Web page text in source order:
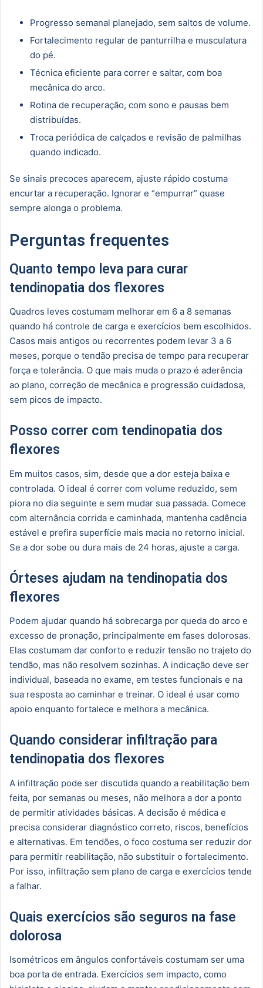
Progresso semanal planejado, sem saltos de volume.
Fortalecimento regular de panturrilha e musculatura
do pé.
Técnica eficiente para correr e saltar, com boa
mecânica do arco.
Rotina de recuperação, com sono e pausas bem
distribuídas.
Troca periódica de calçados e revisão de palmilhas
quando indicado.
Se sinais precoces aparecem, ajuste rápido costuma
encurtar a recuperação. Ignorar e “empurrar” quase
sempre alonga o problema.
Perguntas frequentes
Quanto tempo leva para curar
tendinopatia dos flexores
Quadros leves costumam melhorar em 6 a 8 semanas
quando há controle de carga e exercícios bem escolhidos.
Casos mais antigos ou recorrentes podem levar 3 a 6
meses, porque o tendão precisa de tempo para recuperar
força e tolerância. O que mais muda o prazo é aderência
ao plano, correção de mecânica e progressão cuidadosa,
sem picos de impacto.
Posso correr com tendinopatia dos
flexores
Em muitos casos, sim, desde que a dor esteja baixa e
controlada. O ideal é correr com volume reduzido, sem
piora no dia seguinte e sem mudar sua passada. Comece
com alternância corrida e caminhada, mantenha cadência
estável e prefira superfície mais macia no retorno inicial.
Se a dor sobe ou dura mais de 24 horas, ajuste a carga.
Órteses ajudam na tendinopatia dos
flexores
Podem ajudar quando há sobrecarga por queda do arco e
excesso de pronação, principalmente em fases dolorosas.
Elas costumam dar conforto e reduzir tensão no trajeto do
tendão, mas não resolvem sozinhas. A indicação deve ser
individual, baseada no exame, em testes funcionais e na
sua resposta ao caminhar e treinar. O ideal é usar como
apoio enquanto fortalece e melhora a mecânica.
Quando considerar infiltração para
tendinopatia dos flexores
A infiltração pode ser discutida quando a reabilitação bem
feita, por semanas ou meses, não melhora a dor a ponto
de permitir atividades básicas. A decisão é médica e
precisa considerar diagnóstico correto, riscos, benefícios
e alternativas. Em tendões, o foco costuma ser reduzir dor
para permitir reabilitação, não substituir o fortalecimento.
Por isso, infiltração sem plano de carga e exercícios tende
a falhar.
Quais exercícios são seguros na fase
dolorosa
Isométricos em ângulos confortáveis costumam ser uma
boa porta de entrada. Exercícios sem impacto, como